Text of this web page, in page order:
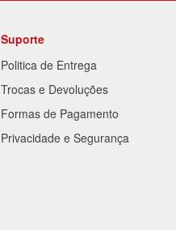
Suporte
Politica de Entrega
Trocas e Devoluções
Formas de Pagamento
Privacidade e Segurança